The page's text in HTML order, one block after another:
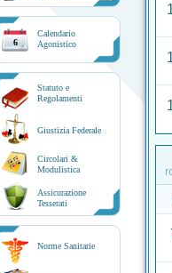
6
Calendario
Agonistico
Statuto e
Regolamenti
Giustizia Federale
Circolari &
Modulistica
Assicurazione
Tesserati
Norme Sanitarie